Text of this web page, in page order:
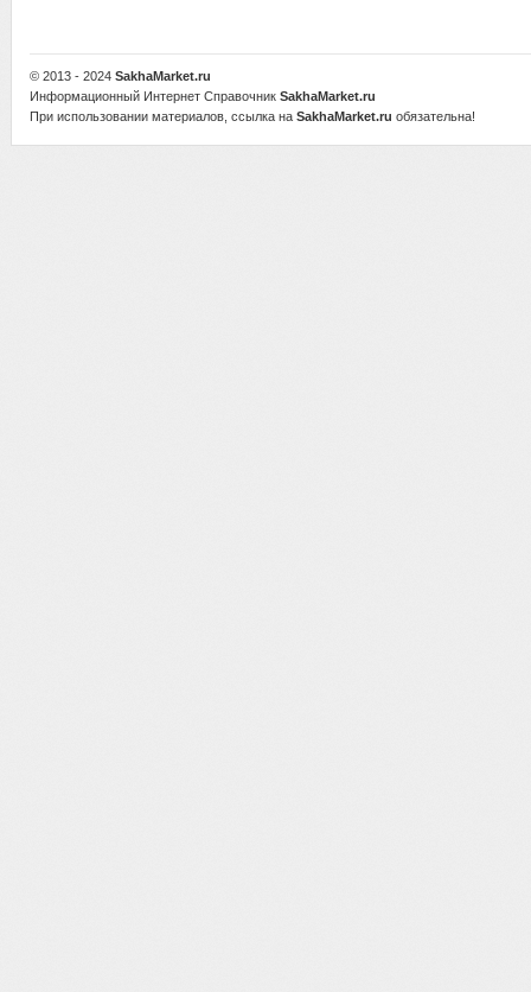
© 2013 - 2024 SakhaMarket.ru
Информационный Интернет Справочник SakhaMarket.ru
При использовании материалов, ссылка на SakhaMarket.ru обязательна!